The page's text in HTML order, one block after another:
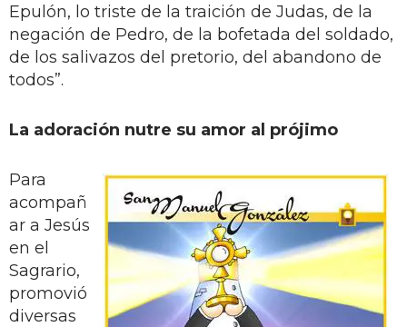
Epulón, lo triste de la traición de Judas, de la
negación de Pedro, de la bofetada del soldado,
de los salivazos del pretorio, del abandono de
todos”.
La adoración nutre su amor al prójimo
Para
acompañ
ar a Jesús
en el
Sagrario,
promovió
diversas